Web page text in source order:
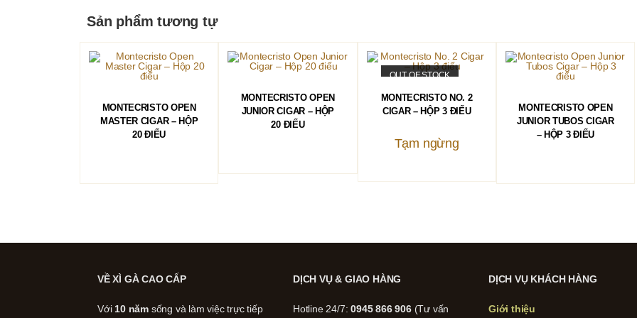
Sản phẩm tương tự
MONTECRISTO OPEN
MASTER CIGAR – HỘP
20 ĐIẾU
MONTECRISTO OPEN
JUNIOR CIGAR – HỘP
20 ĐIẾU
OUT OF STOCK
MONTECRISTO NO. 2
CIGAR – HỘP 3 ĐIẾU
Tạm ngừng
MONTECRISTO OPEN
JUNIOR TUBOS CIGAR
– HỘP 3 ĐIẾU
VỀ XÌ GÀ CAO CẤP
Với 10 năm sống và làm việc trực tiếp
DỊCH VỤ & GIAO HÀNG
Hotline 24/7:0945 866 906(Tư vấn
DỊCH VỤ KHÁCH HÀNG
Giới thiệu